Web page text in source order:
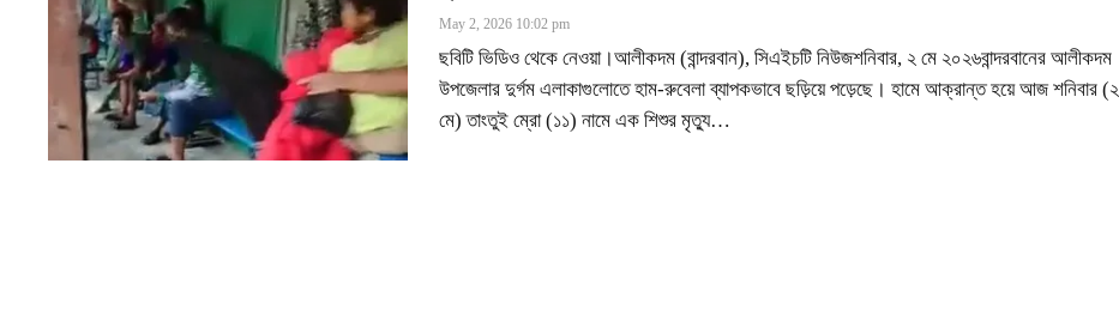
May 2, 2026 10:02 pm
ছবিটি ভিডিও থেকে নেওয়া।আলীকদম (বান্দরবান), সিএইচটি নিউজশনিবার, ২ মে ২০২৬বান্দরবানের আলীকদম
উপজেলার দুর্গম এলাকাগুলোতে হাম-রুবেলা ব্যাপকভাবে ছড়িয়ে পড়েছে। হামে আক্রান্ত হয়ে আজ শনিবার (২
মে) তাংতুই ম্রো (১১) নামে এক শিশুর মৃত্যু…